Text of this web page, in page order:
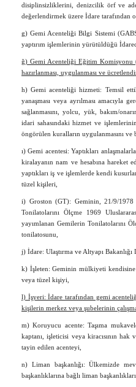
disiplinsizliklerini, denizcilik örf ve
değerlendirmek üzere İdare tarafından
g) Gemi Acenteliği Bilgi Sistemi
yaptırım işlemlerinin yürütüldüğü
ğ) Gemi Acenteliği Eğitim Komisyonu
hazırlanması, uygulanması ve
h) Gemi acenteliği hizmeti: Temsil
yanaşması veya ayrılması amacıyla
sağlanmasını, yolcu, yük, bakım/
idari sahasındaki hizmet ve
öngörülen kuralların uygulanmasını
ı) Gemi acentesi: Yaptıkları
kiralayanın nam ve hesabına hareket
yaptıkları iş ve işlemlerde kendi
tüzel kişileri,
i) Groston (GT): Geminin, 21/9/1978
Tonilatolarını Ölçme 1969
yayımlanan Gemilerin Tonilatolarını
tonilatosunu,
j) İdare: Ulaştırma ve Altyapı
k) İşleten: Geminin mülkiyeti
veya tüzel kişiyi,
l) İşyeri: İdare tarafından gemi
kişilerin merkez veya şubelerinin
m) Koruyucu acente: Taşıma
kaptanı, işleticisi veya kiracısının
tayin edilen acenteyi,
n) Liman başkanlığı: Ülkemizde
başkanlıklarına bağlı liman